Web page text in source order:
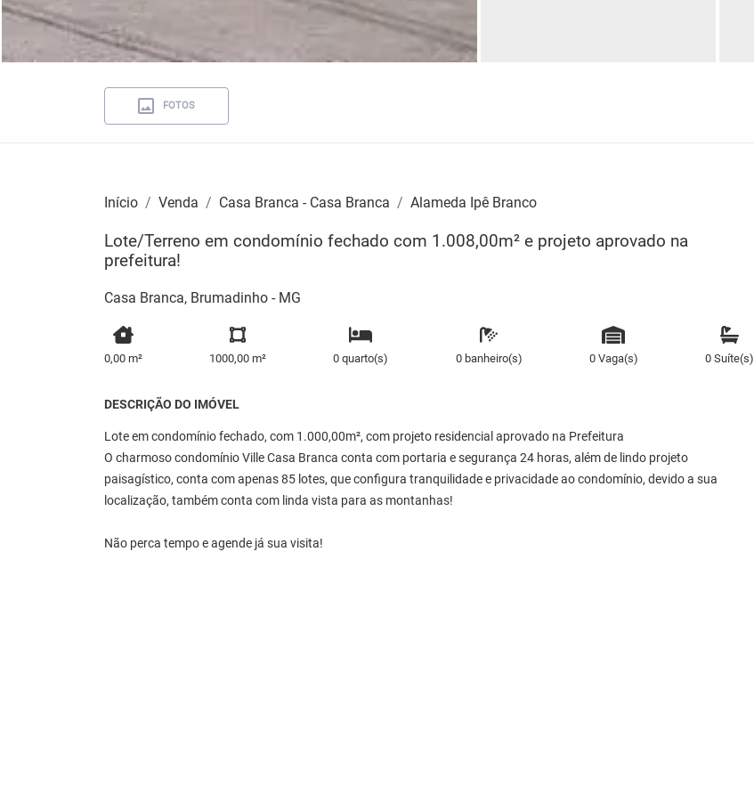
FOTOS
Início Venda Casa Branca - Casa Branca Alameda Ipê Branco
Lote/Terreno em condomínio fechado com 1.008,00m² e projeto aprovado na
prefeitura!
Casa Branca, Brumadinho - MG
0,00 m² 1000,00 m² 0 quarto(s) 0 banheiro(s) 0 Vaga(s) 0 Suíte(s)
DESCRIÇÃO DO IMÓVEL
Lote em condomínio fechado, com 1.000,00m², com projeto residencial aprovado na Prefeitura
O charmoso condomínio Ville Casa Branca conta com portaria e segurança 24 horas, além de lindo projeto
paisagístico, conta com apenas 85 lotes, que configura tranquilidade e privacidade ao condomínio, devido a sua
localização, também conta com linda vista para as montanhas!
Não perca tempo e agende já sua visita!